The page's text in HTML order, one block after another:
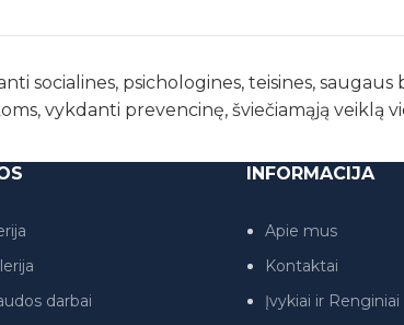
socialines, psichologines, teisines,
vykdanti prevencinę, šviečiamąją veiklą
darbai
INFORMACIJA
Apie mus
Kontaktai
Įvykiai ir Renginiai